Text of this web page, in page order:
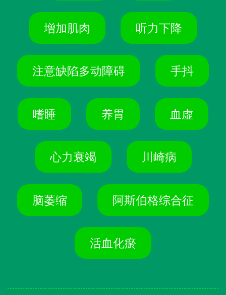
增加肌肉 听力下降
注意缺陷多动障碍 手抖
嗜睡 养胃 血虚
心力衰竭 川崎病
脑萎缩 阿斯伯格综合征
活血化瘀